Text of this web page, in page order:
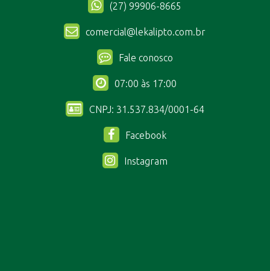
(27) 99906-8665
comercial@lekalipto.com.br
Fale conosco
07:00 às 17:00
CNPJ: 31.537.834/0001-64
Facebook
Instagram